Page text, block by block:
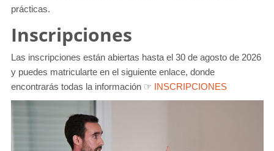
prácticas.
Inscripciones
Las inscripciones están abiertas hasta el 30 de agosto de 2026
y puedes matricularte en el siguiente enlace, donde
encontrarás todas la información ☞ INSCRIPCIONES